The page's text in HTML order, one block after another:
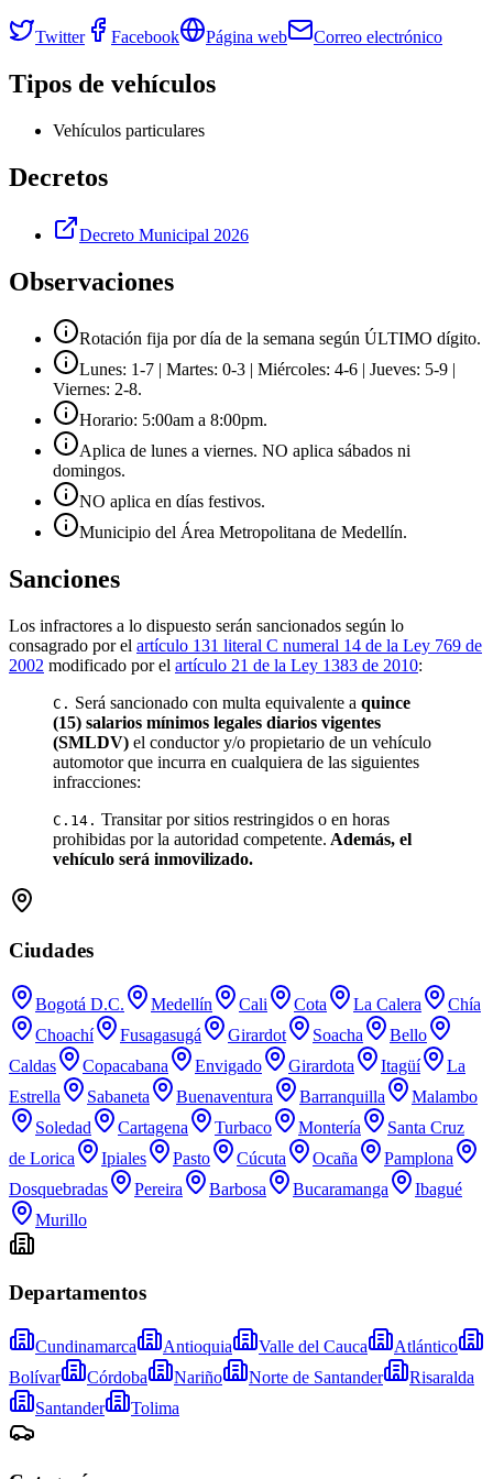
Twitter Facebook Página web Correo electrónico
Tipos de vehículos
Vehículos particulares
Decretos
Decreto Municipal 2026
Observaciones
Rotación fija por día de la semana según ÚLTIMO dígito.
Lunes: 1-7 | Martes: 0-3 | Miércoles: 4-6 | Jueves: 5-9 |
Viernes: 2-8.
Horario: 5:00am a 8:00pm.
Aplica de lunes a viernes. NO aplica sábados ni
domingos.
NO aplica en días festivos.
Municipio del Área Metropolitana de Medellín.
Sanciones
Los infractores a lo dispuesto serán sancionados según lo
consagrado por el artículo 131 literal C numeral 14 de la Ley 769 de
2002 modificado por el artículo 21 de la Ley 1383 de 2010:
C. Será sancionado con multa equivalente a quince
(15) salarios mínimos legales diarios vigentes
(SMLDV) el conductor y/o propietario de un vehículo
automotor que incurra en cualquiera de las siguientes
infracciones:
C.14. Transitar por sitios restringidos o en horas
prohibidas por la autoridad competente. Además, el
vehículo será inmovilizado.
Ciudades
Bogotá D.C. Medellín Cali Cota La Calera
Chía
Choachí
Fusagasugá Girardot Soacha
Bello
Caldas
Copacabana Envigado Girardota Itagüí
La
Estrella
Sabaneta Buenaventura Barranquilla
Malambo
Soledad
Cartagena Turbaco Montería
Santa Cruz
de Lorica
Ipiales Pasto Cúcuta Ocaña
Pamplona
Dosquebradas
Pereira Barbosa Bucaramanga
Ibagué
Murillo
Departamentos
Cundinamarca Antioquia Valle del Cauca
Atlántico
Bolívar
Córdoba Nariño Norte de Santander
Risaralda
Santander
Tolima